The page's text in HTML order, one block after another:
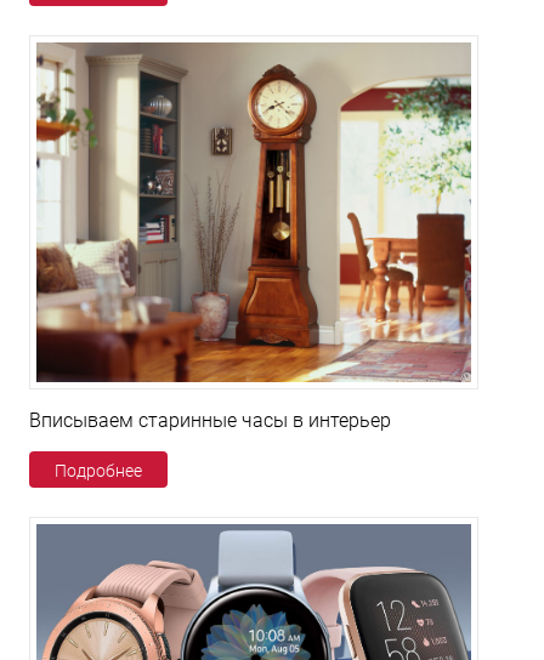
Вписываем старинные часы в интерьер
Подробнее